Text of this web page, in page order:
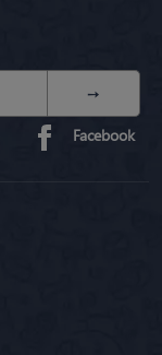
Facebook